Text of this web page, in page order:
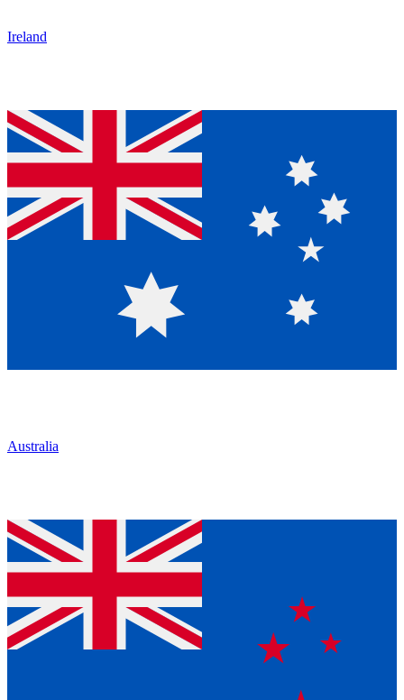
Ireland
Australia